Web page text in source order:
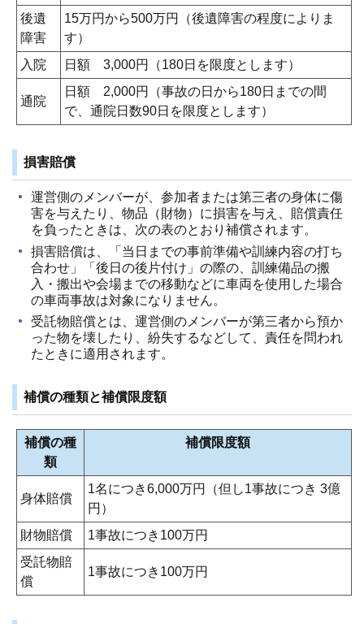
後遺
障害
15万円から500万円（後遺障害の程度によりま
す）
入院
日額 3,000円（180日を限度とします）
通院
日額 2,000円（事故の日から180日までの間
で、通院日数90日を限度とします）
損害賠償
運営側のメンバーが、参加者または第三者の身体に傷
害を与えたり、物品（財物）に損害を与え、賠償責任
を負ったときは、次の表のとおり補償されます。
損害賠償は、「当日までの事前準備や訓練内容の打ち
合わせ」「後日の後片付け」の際の、訓練備品の搬
入・搬出や会場までの移動などに車両を使用した場合
の車両事故は対象になりません。
受託物賠償とは、運営側のメンバーが第三者から預か
った物を壊したり、紛失するなどして、責任を問われ
たときに適用されます。
補償の種類と補償限度額
補償の種
類
補償限度額
身体賠償
1名につき6,000万円（但し1事故につき 3億
円）
財物賠償
1事故につき100万円
受託物賠
償
1事故につき100万円